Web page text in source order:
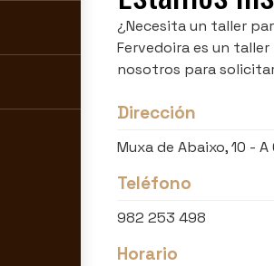
¿Necesita un taller
Fervedoira es un
nosotros para
Dirección
Muxa de Abaixo, 10 - A
Teléfono
982 253 498
Horario